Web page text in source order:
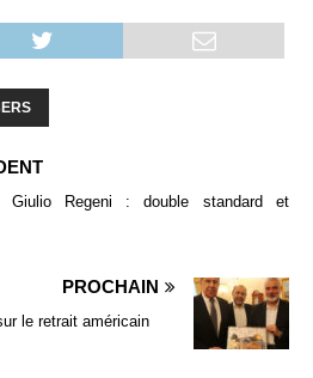
Giulio Regeni : double standard et
PROCHAIN
le retrait américain